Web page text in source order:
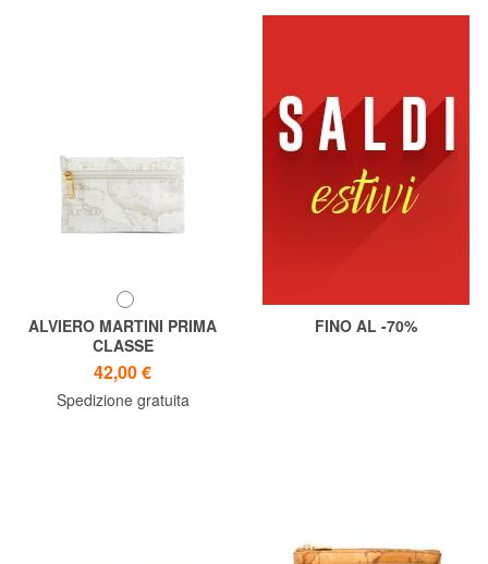
ALVIERO MARTINI PRIMA
CLASSE
GEO CLASSIC Beauty piatto
42,00 €
Spedizione gratuita
FINO AL -70%